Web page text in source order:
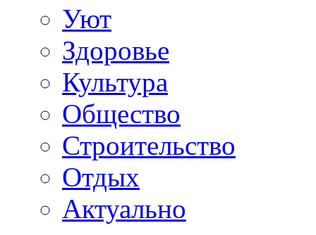
Уют
Здоровье
Культура
Общество
Строительство
Отдых
Актуально